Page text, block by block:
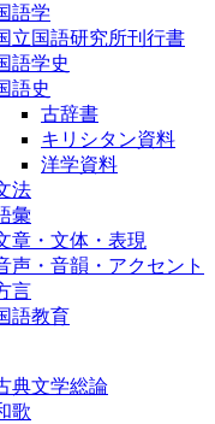
語学
立国語研究所刊行書
語学史
語史
古辞書
キリシタン資料
洋学資料
法
彙
章・文体・表現
声・音韻・アクセント
言
語教育
典文学総論
歌